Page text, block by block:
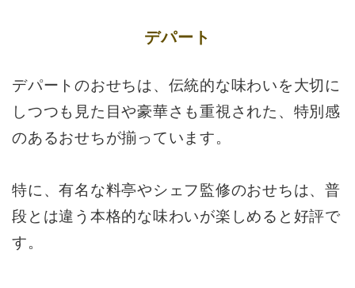
デパート
デパートのおせちは、伝統的な味わいを大切に
しつつも見た目や豪華さも重視された、特別感
のあるおせちが揃っています。
特に、有名な料亭やシェフ監修のおせちは、普
段とは違う本格的な味わいが楽しめると好評で
す。